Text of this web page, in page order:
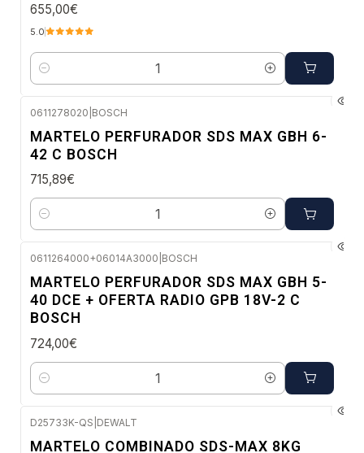
655,00€
5.0
Quantidade
0611278020 BOSCH
MARTELO PERFURADOR SDS MAX GBH 6-
42 C BOSCH
715,89€
Quantidade
0611264000+06014A3000 BOSCH
MARTELO PERFURADOR SDS MAX GBH 5-
40 DCE + OFERTA RADIO GPB 18V-2 C
BOSCH
724,00€
Quantidade
D25733K-QS DEWALT
MARTELO COMBINADO SDS-MAX 8KG